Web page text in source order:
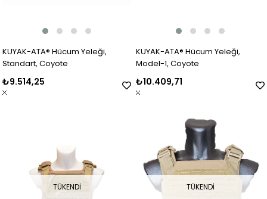
KUYAK-ATA® Hücum Yeleği,
Standart, Coyote
₺9.514,25
KUYAK-ATA® Hücum Yeleği,
Model-1, Coyote
₺10.409,71
TÜKENDI TÜKENDI